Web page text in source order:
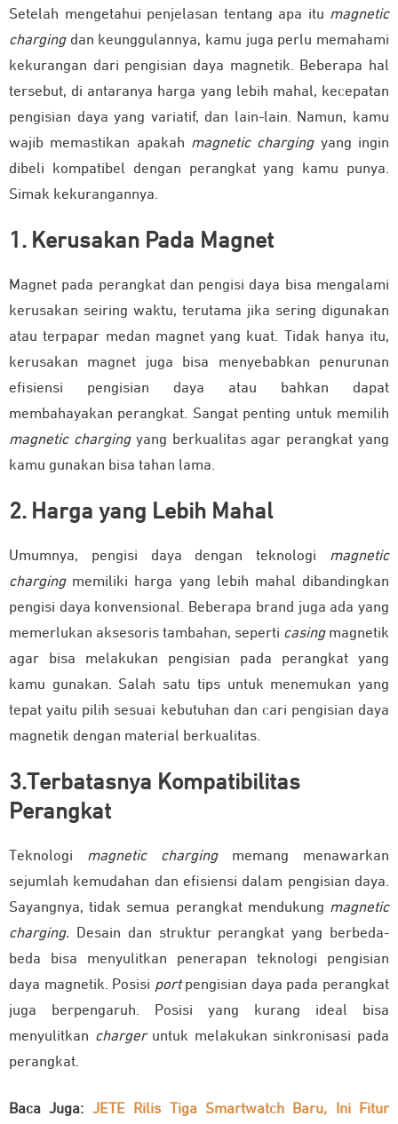
Setelah mengetahui penjelasan tentang apa itu magnetic
charging dan keunggulannya, kamu juga perlu memahami
kekurangan dari pengisian daya magnetik. Beberapa hal
tersebut, di antaranya harga yang lebih mahal, kecepatan
pengisian daya yang variatif, dan lain-lain. Namun, kamu
wajib memastikan apakah magnetic charging yang ingin
dibeli kompatibel dengan perangkat yang kamu punya.
Simak kekurangannya.
1. Kerusakan Pada Magnet
Magnet pada perangkat dan pengisi daya bisa mengalami
kerusakan seiring waktu, terutama jika sering digunakan
atau terpapar medan magnet yang kuat. Tidak hanya itu,
kerusakan magnet juga bisa menyebabkan penurunan
efisiensi pengisian daya atau bahkan dapat
membahayakan perangkat. Sangat penting untuk memilih
magnetic charging yang berkualitas agar perangkat yang
kamu gunakan bisa tahan lama.
2. Harga yang Lebih Mahal
Umumnya, pengisi daya dengan teknologi magnetic
charging memiliki harga yang lebih mahal dibandingkan
pengisi daya konvensional. Beberapa brand juga ada yang
memerlukan aksesoris tambahan, seperti casing magnetik
agar bisa melakukan pengisian pada perangkat yang
kamu gunakan. Salah satu tips untuk menemukan yang
tepat yaitu pilih sesuai kebutuhan dan cari pengisian daya
magnetik dengan material berkualitas.
3.Terbatasnya Kompatibilitas
Perangkat
Teknologi magnetic charging memang menawarkan
sejumlah kemudahan dan efisiensi dalam pengisian daya.
Sayangnya, tidak semua perangkat mendukung magnetic
charging.
Desain dan struktur perangkat yang berbeda-
beda bisa menyulitkan penerapan teknologi pengisian
daya magnetik. Posisi portpengisian daya pada perangkat
juga berpengaruh. Posisi yang kurang ideal bisa
menyulitkan charger untuk melakukan sinkronisasi pada
perangkat.
Baca Juga: JETE Rilis Tiga Smartwatch Baru, Ini Fitur